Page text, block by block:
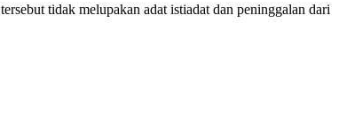
tidak melupakan adat istiadat dan peninggalan dari